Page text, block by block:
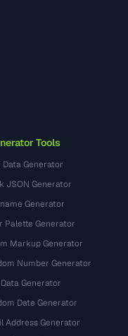
Tools
Data Generator
JSON Generator
Generator
Palette Generator
Markup Generator
Number Generator
Generator
Date Generator
Address Generator